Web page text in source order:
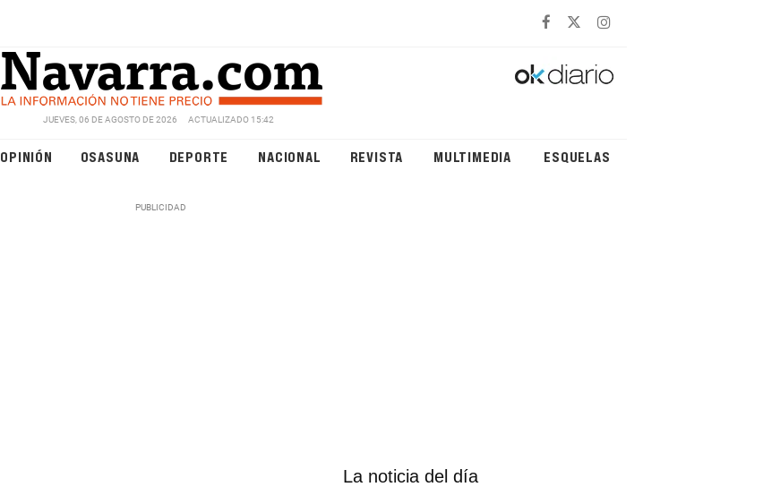
JUEVES, 06 DE AGOSTO DE 2026 ACTUALIZADO 15:42
OPINIÓN OSASUNA DEPORTE NACIONAL REVISTA MULTIMEDIA ESQUELAS
La noticia del día